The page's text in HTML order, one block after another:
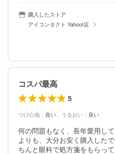
購入したストア
アイコンタクト Yahoo!店
コスパ最高
5
つけ心地 ： 良い うるおい ： 良い
何の問題もなく、長年愛用し
よりも、大分お安く購入した
ちんと眼科で処方箋をもらっ